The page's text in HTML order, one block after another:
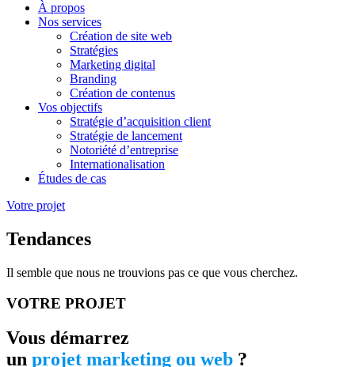
À propos
Nos services
Création de site web
Stratégies
Marketing digital
Branding
Création de contenus
Vos objectifs
Stratégie d’acquisition client
Stratégie de lancement
Notoriété d’entreprise
Internationalisation
Études de cas
Votre projet
Tendances
Il semble que nous ne trouvions pas ce que vous cherchez.
VOTRE PROJET
Vous démarrez
un projet marketing ou web ?